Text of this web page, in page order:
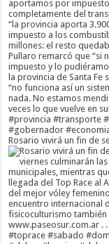
Rosario vivirá un fin de